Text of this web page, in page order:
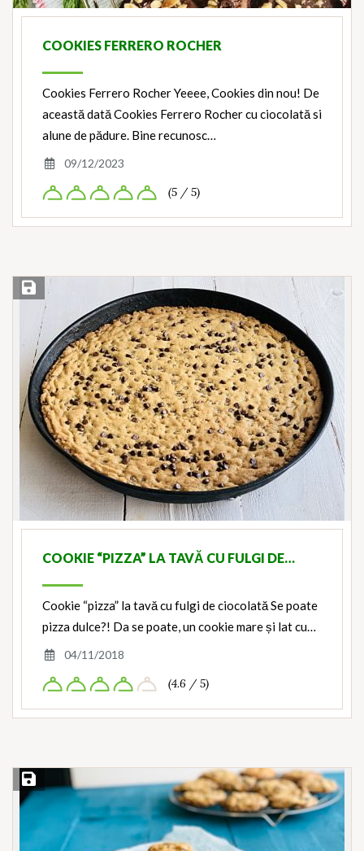
COOKIES FERRERO ROCHER
Cookies Ferrero Rocher Yeeee, Cookies din nou! De
această dată Cookies Ferrero Rocher cu ciocolată si
alune de pădure. Bine recunosc…
09/12/2023
(5 / 5)
Save Recipe
COOKIE “PIZZA” LA TAVĂ CU FULGI DE…
Cookie “pizza” la tavă cu fulgi de ciocolată Se poate
pizza dulce?! Da se poate, un cookie mare și lat cu…
04/11/2018
(4.6 / 5)
Save Recipe